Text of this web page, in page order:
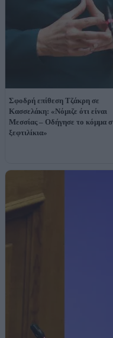
Σφοδρή επίθεση Τζάκρη σε
Κασσελάκη: «Νόμιζε ότι είναι
Μεσσίας – Οδήγησε το κόμμα
ξεφτιλίκια»